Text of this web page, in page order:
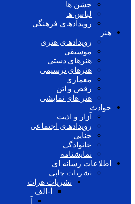
جشن ها
لباس ها
رویدادهای فرهنگی
هنر
رویدادهای هنری
موسیقی
هنرهای دستی
هنرهای ترسیمی
معماری
رقص و اتن
هنر های نمایشی
حوادث
آزار و اذیت
رویدادهای اجتماعی
جنایی
خانوادگی
نمایشنامه
اطلاعات رسانه ای
نشریات چاپی
نشریات هرات
آ-الف
آ